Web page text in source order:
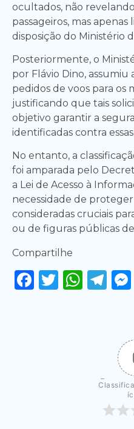
ocultados, não
passageiros, mas apenas
disposição do Ministério
Posteriormente, o
por Flávio Dino, assumiu
pedidos de voos para os
justificando que tais
objetivo garantir a
identificadas contra
No entanto, a
foi amparada pelo
a Lei de Acesso à
necessidade de
consideradas cruciais
ou de figuras públicas
Compartilhe
Facebook
Twitter